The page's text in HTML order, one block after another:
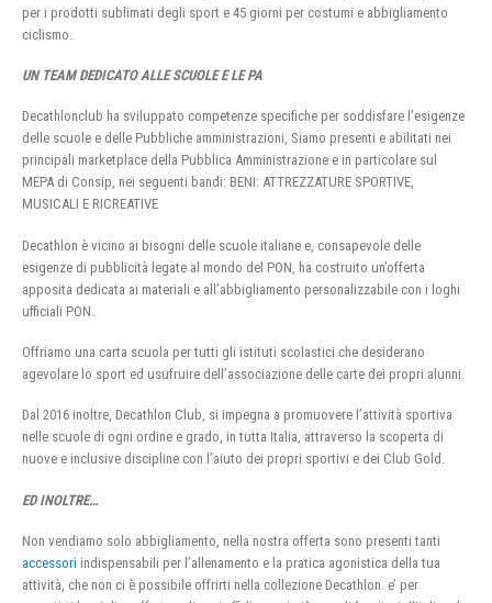
per i prodotti sublimati degli sport e 45 giorni per costumi e abbigliamento
ciclismo.
UN TEAM DEDICATO ALLE SCUOLE E LE PA
Decathlonclub ha sviluppato competenze specifiche per soddisfare l’esigenze
delle scuole e delle Pubbliche amministrazioni, Siamo presenti e abilitati nei
principali marketplace della Pubblica Amministrazione e in particolare sul
MEPA di Consip, nei seguenti bandi: BENI: ATTREZZATURE SPORTIVE,
MUSICALI E RICREATIVE
Decathlon è vicino ai bisogni delle scuole italiane e, consapevole delle
esigenze di pubblicità legate al mondo del PON, ha costruito un’offerta
apposita dedicata ai materiali e all’abbigliamento personalizzabile con i loghi
ufficiali PON.
Offriamo una carta scuola per tutti gli istituti scolastici che desiderano
agevolare lo sport ed usufruire dell’associazione delle carte dei propri alunni.
Dal 2016 inoltre, Decathlon Club, si impegna a promuovere l’attività sportiva
nelle scuole di ogni ordine e grado, in tutta Italia, attraverso la scoperta di
nuove e inclusive discipline con l’aiuto dei propri sportivi e dei Club Gold.
ED INOLTRE…
Non vendiamo solo abbigliamento, nella nostra offerta sono presenti tanti
accessori indispensabili per l’allenamento e la pratica agonistica della tua
attività, che non ci è possibile offrirti nella collezione Decathlon. e’ per